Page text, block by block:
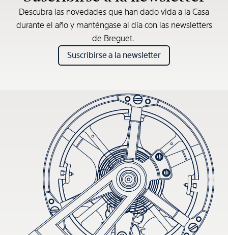
Descubra las novedades que han dado vida a la Casa
durante el año y manténgase al día con las newsletters
de Breguet.
Suscribirse a la newsletter